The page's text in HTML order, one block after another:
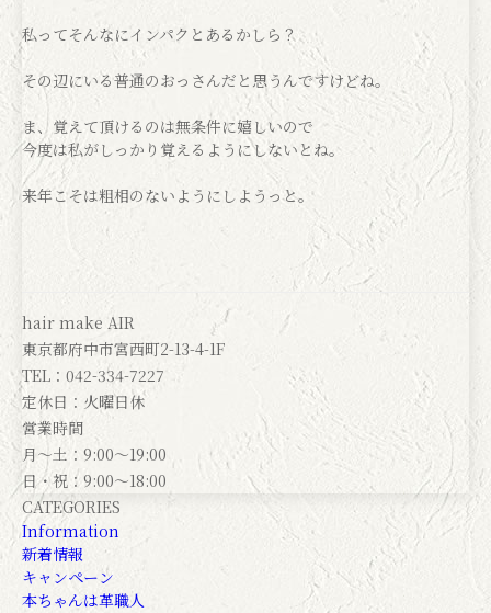
私ってそんなにインパクとあるかしら？
その辺にいる普通のおっさんだと思うんですけどね。
ま、覚えて頂けるのは無条件に嬉しいので
今度は私がしっかり覚えるようにしないとね。
来年こそは粗相のないようにしようっと。
hair make AIR
東京都府中市宮西町2-13-4-1F
TEL：042-334-7227
定休日：火曜日休
営業時間
月～土：9:00～19:00
日・祝：9:00～18:00
CATEGORIES
Information
新着情報
キャンペーン
本ちゃんは革職人